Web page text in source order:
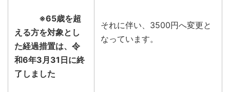
※65歳を超
える方を対象とし
た経過措置は、令
和6年3月31日に終
了しました
それに伴い、3500円へ変更と
なっています。